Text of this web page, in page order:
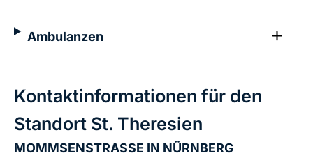
Ambulanzen
Kontaktinformationen für den
Standort St. Theresien
MOMMSENSTRASSE IN NÜRNBERG